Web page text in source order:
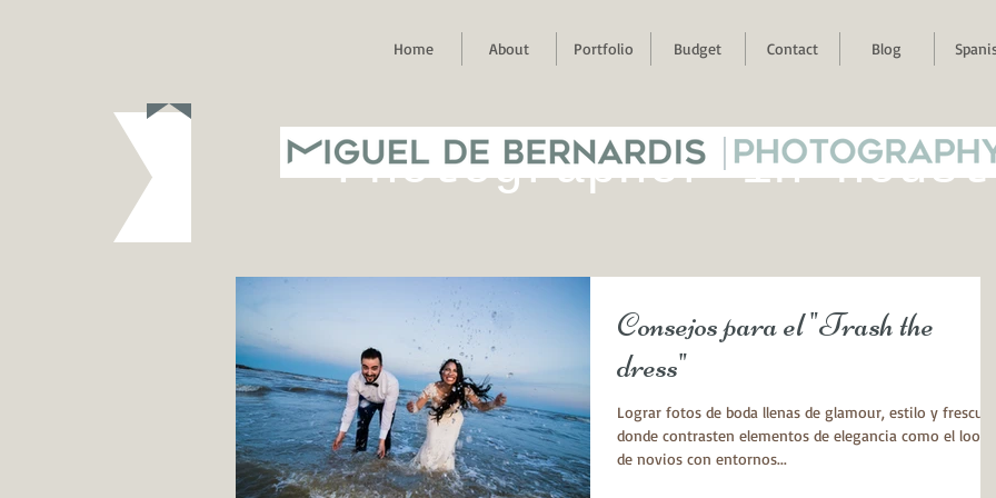
Home About Portfolio Budget Contact Blog
MIGUEL DE BERNARDIS |
Photographer in
Consejos para el "Trash the
dress"
Lograr fotos de boda llenas de glamour, estilo y frescura
donde contrasten elementos de elegancia como el look
de novios con entornos...